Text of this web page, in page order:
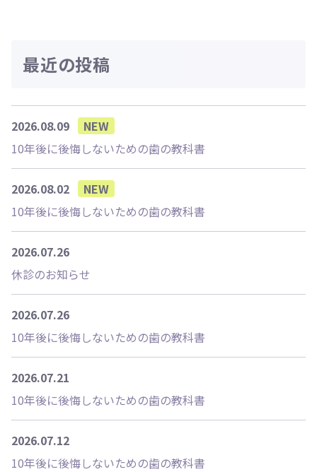
最近の投稿
2026.08.09
NEW
10年後に後悔しないための歯の教科書
2026.08.02
NEW
10年後に後悔しないための歯の教科書
2026.07.26
休診のお知らせ
2026.07.26
10年後に後悔しないための歯の教科書
2026.07.21
10年後に後悔しないための歯の教科書
2026.07.12
10年後に後悔しないための歯の教科書